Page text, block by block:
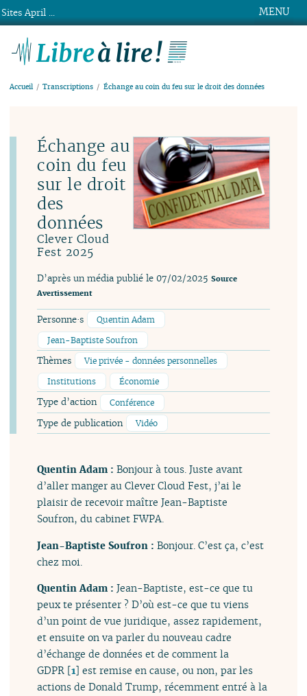
MENU
Accueil Transcriptions Échange au coin du feu sur le droit des données
Échange au
coin du feu
sur le droit
des
données
Clever Cloud
Fest 2025
D’après un média publié le 07/02/2025 Source
Avertissement
Personne·s
Quentin Adam
Jean-Baptiste Soufron
Thèmes
Vie privée - données personnelles
Institutions
Économie
Type d’action Conférence
Type de publication Vidéo
Quentin Adam :Bonjour à tous. Juste avant
d’aller manger au Clever Cloud Fest, j’ai le
plaisir de recevoir maître Jean-Baptiste
Soufron, du cabinet FWPA.
Jean-Baptiste Soufron :Bonjour. C’est ça, c’est
chez moi.
Quentin Adam :Jean-Baptiste, est-ce que tu
peux te présenter ? D’où est-ce que tu viens
d’un point de vue juridique, assez rapidement,
et ensuite on va parler du nouveau cadre
d’échange de données et de comment la
GDPR [1] est remise en cause, ou non, par les
actions de Donald Trump, récemment entré à la
Sites April ...